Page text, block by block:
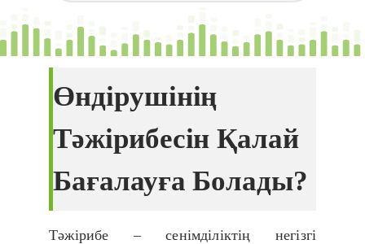
Өндірушінің
Тәжірибесін Қалай
Бағалауға Болады?
Тәжірибе – сенімділіктің негізгі